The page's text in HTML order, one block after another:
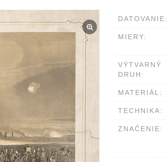
DATOVANIE:
MIERY:
VÝTVARNÝ
DRUH:
MATERIÁL:
TECHNIKA:
ZNAČENIE: